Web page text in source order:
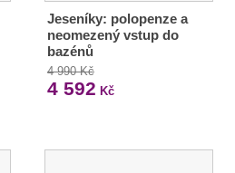
Jeseníky: polopenze a
neomezený vstup do
bazénů
4 990 Kč
4 592 Kč